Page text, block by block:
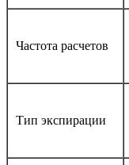
Частота расчетов
Тип экспирации